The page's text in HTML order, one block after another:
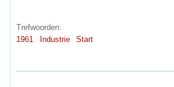
Trefwoorden:
1961
Industrie Start